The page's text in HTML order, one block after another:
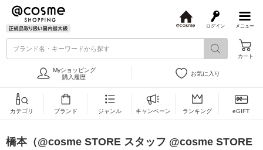
メニュー
ログイン
s
ブランド名・キーワードから探す
カート
Myショッピング
購入履歴
お気に入り
カテゴリ ブランド ジャンル キャンペーン ランキング eGIFT
橋本（@cosme STORE スタッフ @cosme STORE